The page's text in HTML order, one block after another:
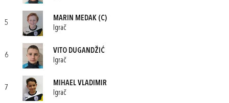
5
MARIN MEDAK (C)
Igrač
6
VITO DUGANDŽIĆ
Igrač
7
MIHAEL VLADIMIR
Igrač